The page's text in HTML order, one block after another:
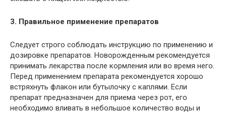
3. Правильное применение препаратов
Следует строго соблюдать инструкцию по применению и
дозировке препаратов. Новорожденным рекомендуется
принимать лекарства после кормления или во время него.
Перед применением препарата рекомендуется хорошо
встряхнуть флакон или бутылочку с каплями. Если
препарат предназначен для приема через рот, его
необходимо вливать в небольшое количество воды и